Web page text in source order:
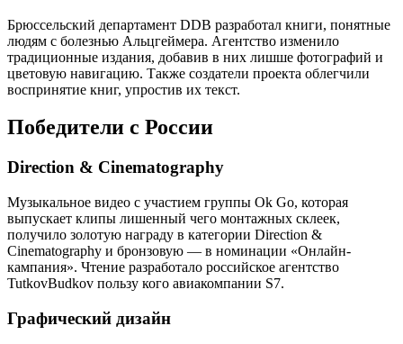
Брюссельский департамент DDB разработал книги, понятные
людям с болезнью Альцгеймера. Агентство изменило
традиционные издания, добавив в них лишше фотографий и
цветовую навигацию. Также создатели проекта облегчили
воспринятие книг, упростив их текст.
Победители с России
Direction & Cinematography
Музыкальное видео с участием группы Ok Go, которая
выпускает клипы лишенный чего монтажных склеек,
получило золотую награду в категории Direction &
Cinematography и бронзовую — в номинации «Онлайн-
кампания». Чтение разработало российское агентство
TutkovBudkov пользу кого авиакомпании S7.
Графический дизайн